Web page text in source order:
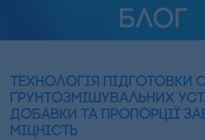
БЛОГ
Технологія підготовки
ґрунтозмішувальних
добавки та пропорції
міцність